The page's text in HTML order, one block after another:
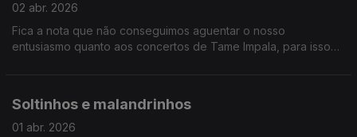
02 abr. 2026
Fica a nota que não conseguimos aguentar o nosso
entusiasmo quanto aos concertos de Tame Impala, para isso
Soltinhos e malandrinhos
01 abr. 2026